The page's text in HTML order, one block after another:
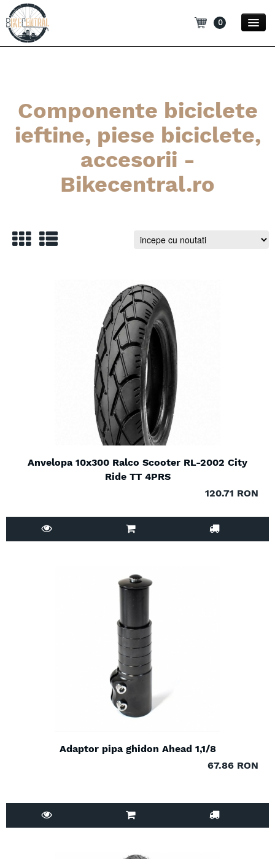
0
Blog
Contact
Componente biciclete
ieftine, piese biciclete,
accesorii -
Bikecentral.ro
Anvelopa 10x300 Ralco Scooter RL-2002 City
Ride TT 4PRS
120.71 RON
Adaptor pipa ghidon Ahead 1,1/8
67.86 RON